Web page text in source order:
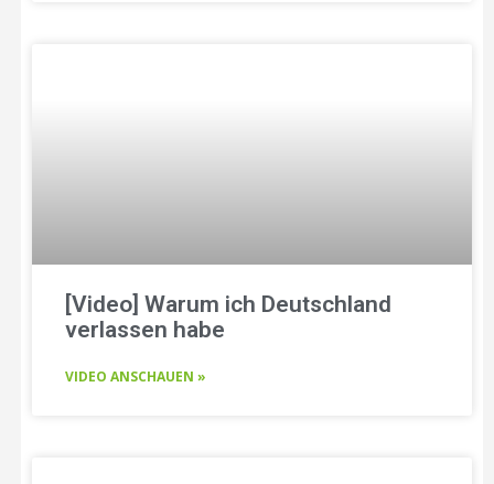
[Video] Warum ich Deutschland
verlassen habe
VIDEO ANSCHAUEN »